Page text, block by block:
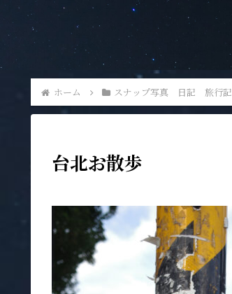
ホーム スナップ写真 日記 旅行記
台北お散歩